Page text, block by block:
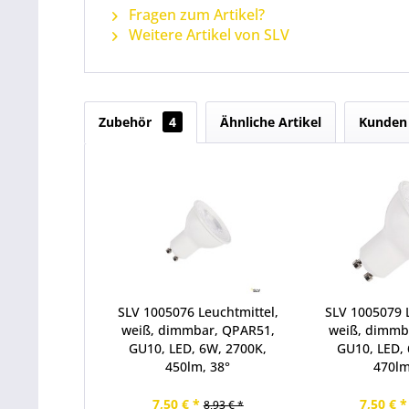
Fragen zum Artikel?
Weitere Artikel von SLV
Zubehör 4 Ähnliche Artikel
SLV 1005076 Leuchtmittel,
weiß, dimmbar, QPAR51,
GU10, LED, 6W, 2700K,
450lm, 38°
7,50 € * 8,93 € *
SLV
weiß,
GU10,
7,50 € *